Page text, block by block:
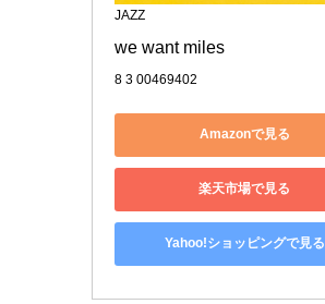
JAZZ
we want miles
8 3 00469402
Amazonで見る
楽天市場で見る
Yahoo!ショッピングで見る